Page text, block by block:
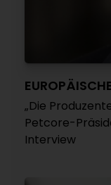
„Die
Petcore-
Interview